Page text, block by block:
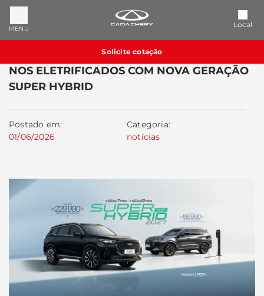
MENU Local
Solicite cotação
CAOA CHERY ASSUME PROTAGONISMO
NOS ELETRIFICADOS COM NOVA GERAÇÃO
SUPER HYBRID
Postado em:
01/06/2026
Categoria:
notícias